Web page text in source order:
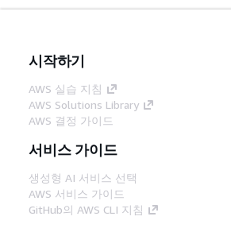
시작하기
AWS 실습 지침
AWS Solutions Library
AWS 결정 가이드
서비스 가이드
생성형 AI 서비스 선택
AWS 서비스 가이드
GitHub의 AWS CLI 지침